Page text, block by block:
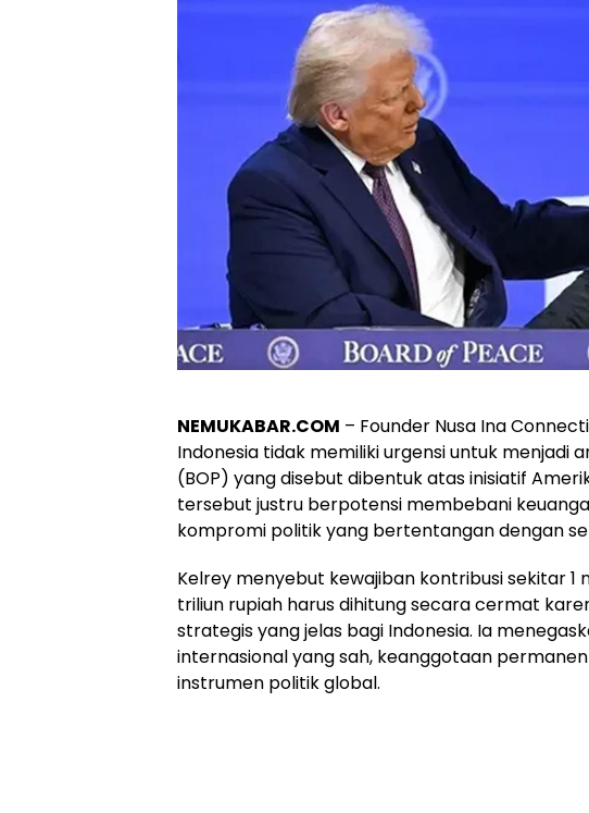
NEMUKABAR.COM – Founder Nusa Ina
Indonesia tidak memiliki urgensi untuk menjadi
(BOP) yang disebut dibentuk atas inisiatif
tersebut justru berpotensi membebani
kompromi politik yang bertentangan dengan
Kelrey menyebut kewajiban kontribusi sekitar 1
triliun rupiah harus dihitung secara cermat
strategis yang jelas bagi Indonesia. Ia
internasional yang sah, keanggotaan
instrumen politik global.